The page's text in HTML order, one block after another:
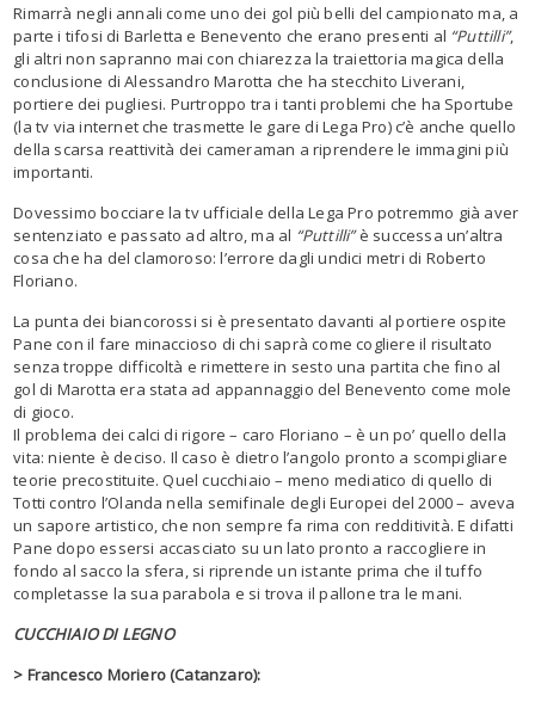
Rimarrà negli annali come uno dei gol più belli del campionato ma, a
parte i tifosi di Barletta e Benevento che erano presenti al “Puttilli”,
gli altri non sapranno mai con chiarezza la traiettoria magica della
conclusione di Alessandro Marotta che ha stecchito Liverani,
portiere dei pugliesi. Purtroppo tra i tanti problemi che ha Sportube
(la tv via internet che trasmette le gare di Lega Pro) c’è anche quello
della scarsa reattività dei cameraman a riprendere le immagini più
importanti.
Dovessimo bocciare la tv ufficiale della Lega Pro potremmo già aver
sentenziato e passato ad altro, ma al “Puttilli”è successa un’altra
cosa che ha del clamoroso: l’errore dagli undici metri di Roberto
Floriano.
La punta dei biancorossi si è presentato davanti al portiere ospite
Pane con il fare minaccioso di chi saprà come cogliere il risultato
senza troppe difficoltà e rimettere in sesto una partita che fino al
gol di Marotta era stata ad appannaggio del Benevento come mole
di gioco.
Il problema dei calci di rigore – caro Floriano – è un po’ quello della
vita: niente è deciso. Il caso è dietro l’angolo pronto a scompigliare
teorie precostituite. Quel cucchiaio – meno mediatico di quello di
Totti contro l’Olanda nella semifinale degli Europei del 2000 – aveva
un sapore artistico, che non sempre fa rima con redditività. E difatti
Pane dopo essersi accasciato su un lato pronto a raccogliere in
fondo al sacco la sfera, si riprende un istante prima che il tuffo
completasse la sua parabola e si trova il pallone tra le mani.
CUCCHIAIO DI LEGNO
> Francesco Moriero (Catanzaro):